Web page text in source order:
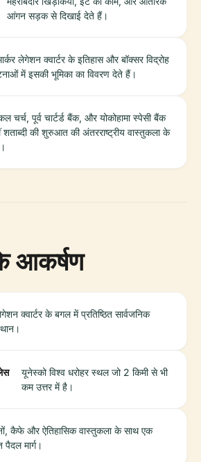
आंगन सड़क से दिखाई देते हैं।
मार्कर लेगेशन क्वार्टर के इतिहास और बॉक्सर विद्रोह
में इसकी भूमिका का विवरण देते हैं।
चर्च, पूर्व चार्टर्ड बैंक, और योकोहामा स्पेसी बैंक
की शुरुआत की अंतरराष्ट्रीय वास्तुकला के
आकर्षण
क्वार्टर के बगल में प्रतिष्ठित सार्वजनिक
यूनेस्को विश्व धरोहर स्थल जो 2 किमी से भी
कम उत्तर में है।
कैफे और ऐतिहासिक वास्तुकला के साथ एक
पैदल मार्ग।